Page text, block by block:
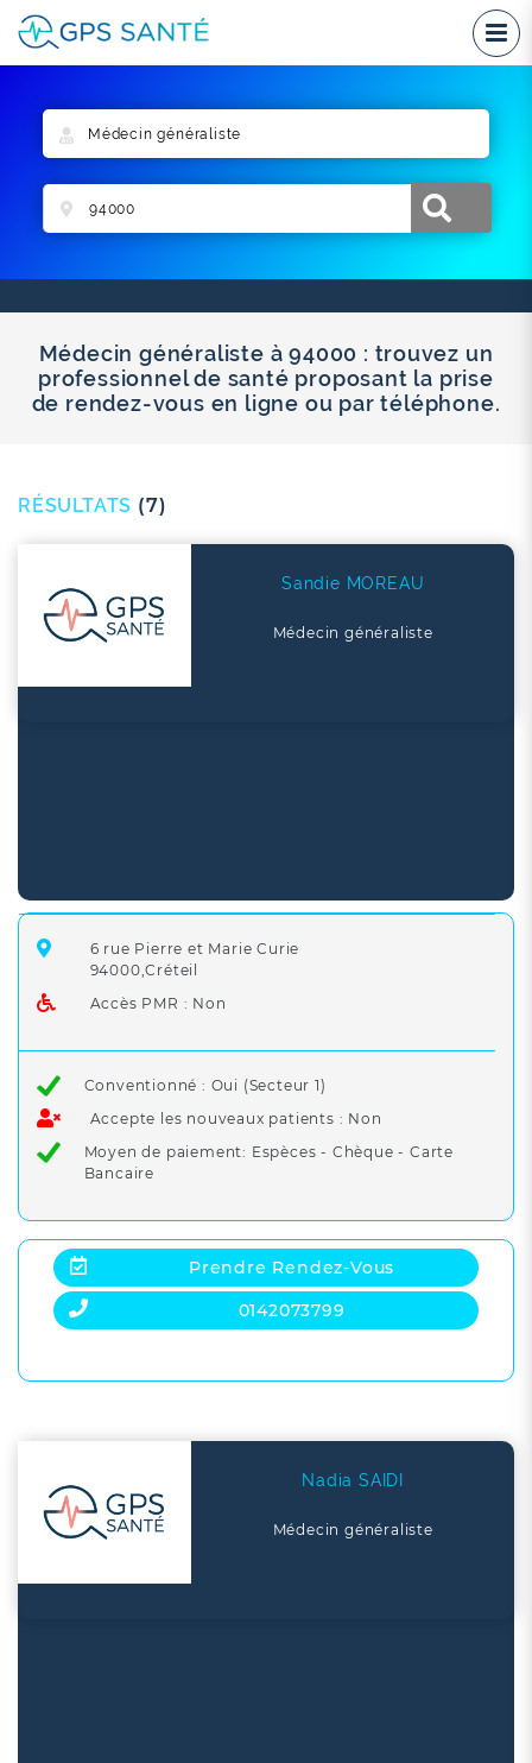
Médecin généraliste à 94000 : trouvez un
professionnel de santé proposant la prise
de rendez-vous en ligne ou par téléphone.
RÉSULTATS (7)
Sandie MOREAU
Médecin généraliste
6 rue Pierre et Marie Curie
94000,Créteil
Accès PMR : Non
Conventionné : Oui (Secteur 1)
Accepte les nouveaux patients : Non
Moyen de paiement: Espèces - Chèque - Carte
Bancaire
Prendre Rendez-Vous
0142073799
Nadia SAIDI
Médecin généraliste